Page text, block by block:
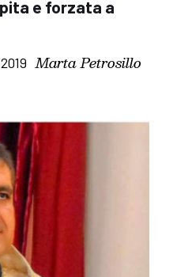
e forzata a
Marta Petrosillo